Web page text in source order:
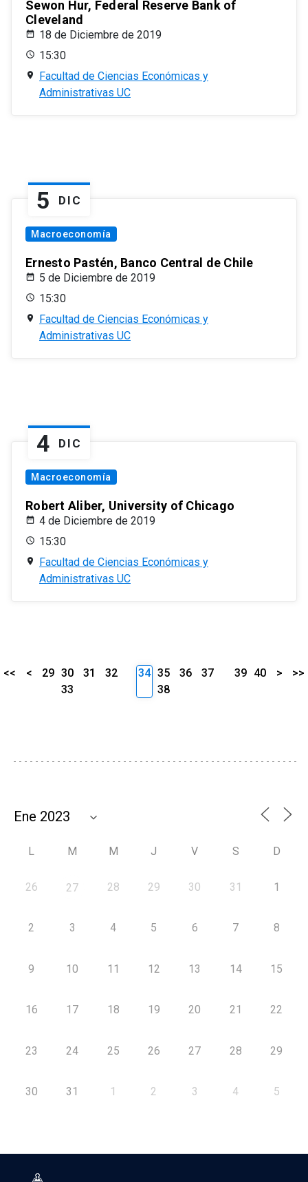
Sewon Hur, Federal Reserve Bank of
Cleveland
18 de Diciembre de 2019
15:30
Facultad de Ciencias Económicas y
Administrativas UC
5 DIC
Macroeconomía
Ernesto Pastén, Banco Central de Chile
5 de Diciembre de 2019
15:30
Facultad de Ciencias Económicas y
Administrativas UC
4 DIC
Macroeconomía
Robert Aliber, University of Chicago
4 de Diciembre de 2019
15:30
Facultad de Ciencias Económicas y
Administrativas UC
<< < 29 30 31
32
33
34 35 36
37
38
39 40 > >>
L M M J V S D
26 27 28 29 30 31 1
2 3 4 5 6 7 8
9 10 11 12 13 14 15
16 17 18 19 20 21 22
23 24 25 26 27 28 29
30 31 1 2 3 4 5